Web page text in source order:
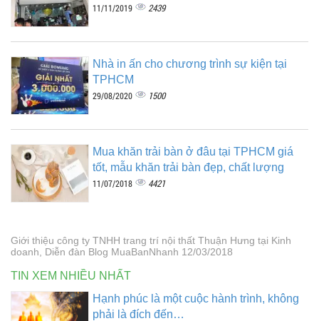
11/11/2019 2439
Nhà in ấn cho chương trình sự kiện tại
TPHCM
29/08/2020 1500
Mua khăn trải bàn ở đâu tại TPHCM giá
tốt, mẫu khăn trải bàn đẹp, chất lượng
11/07/2018 4421
Giới thiệu công ty TNHH trang trí nội thất Thuận Hưng tại Kinh
doanh, Diễn đàn Blog MuaBanNhanh 12/03/2018
TIN XEM NHIỀU NHẤT
Hạnh phúc là một cuộc hành trình, không
phải là đích đến…